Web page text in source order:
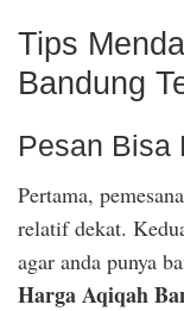
Tips
Bandung
Pesan Bisa
Pertama,
relatif dekat.
agar anda punya
Harga Aqiqah